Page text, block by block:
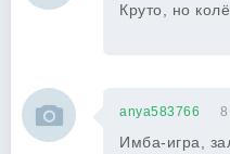
Круто, но
anya583766
Имба-игра,